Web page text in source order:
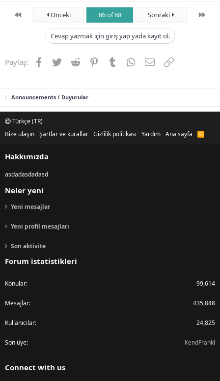
First Önceki 86 of 88 Sonraki Son
Cevap yazmak için giriş yap yada kayıt ol.
Paylaş: Facebook
TwitterReddit PinterestTumblrWhatsApp
E-postaLink
Announcements / Duyurular
Türkçe (TR)
Bize ulaşın Şartlar ve kurallar Gizlilik politikası Yardım Ana sayfa
R
Hakkımızda
asdadasdadasd
Neler yeni
Yeni mesajlar
Yeni profil mesajları
Son aktivite
Forum istatistikleri
Konular 99,614
Mesajlar 435,848
Kullanıcılar 24,825
Son üye KendFrankl
Connect with us